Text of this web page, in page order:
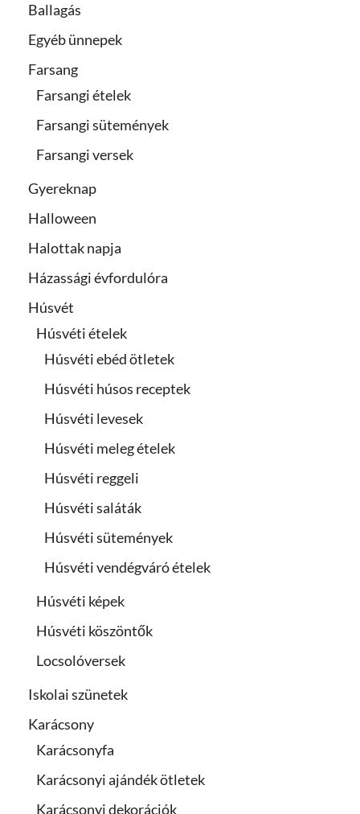
Ballagás
Egyéb ünnepek
Farsang
Farsangi ételek
Farsangi sütemények
Farsangi versek
Gyereknap
Halloween
Halottak napja
Házassági évfordulóra
Húsvét
Húsvéti ételek
Húsvéti ebéd ötletek
Húsvéti húsos receptek
Húsvéti levesek
Húsvéti meleg ételek
Húsvéti reggeli
Húsvéti saláták
Húsvéti sütemények
Húsvéti vendégváró ételek
Húsvéti képek
Húsvéti köszöntők
Locsolóversek
Iskolai szünetek
Karácsony
Karácsonyfa
Karácsonyi ajándék ötletek
Karácsonyi dekorációk